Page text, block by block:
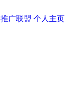
推广联盟 个人主页